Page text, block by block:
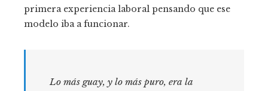
primera experiencia laboral pensando que ese
modelo iba a funcionar.
Lo más guay, y lo más puro, era la